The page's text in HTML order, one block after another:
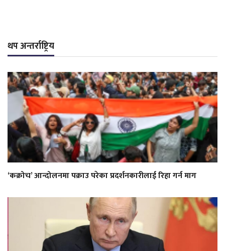
थप अन्तर्राष्ट्रिय
‘कक्रोच’ आन्दोलनमा पक्राउ परेका प्रदर्शनकारीलाई रिहा गर्न माग